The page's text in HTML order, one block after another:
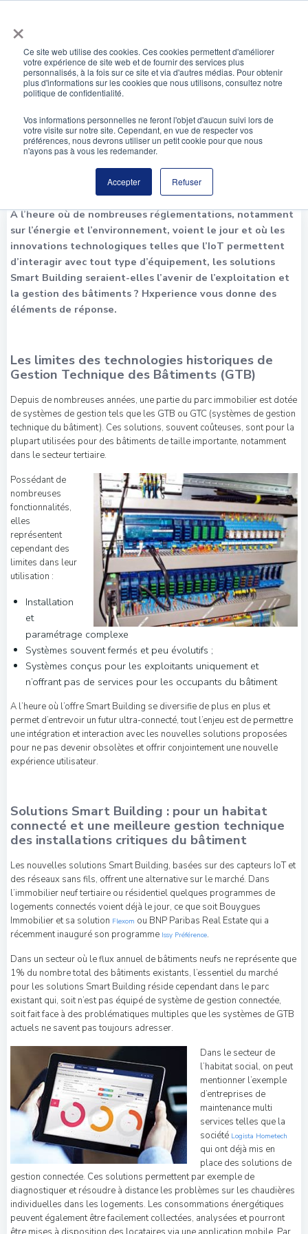
×
Ce site web utilise des cookies. Ces cookies permettent d'améliorer
votre expérience de site web et de fournir des services plus
personnalisés, à la fois sur ce site et via d'autres médias. Pour obtenir
plus d'informations sur les cookies que nous utilisons, consultez notre
politique de confidentialité.
Vos informations personnelles ne feront l'objet d'aucun suivi lors de
votre visite sur notre site. Cependant, en vue de respecter vos
préférences, nous devrons utiliser un petit cookie pour que nous
n'ayons pas à vous les redemander.
Accepter Refuser
Les solutions Smart Building basées sur l’IoT
sont elle l’avenir de la gestion technique des
bâtiments ?
A l’heure où de nombreuses réglementations, notamment
sur l’énergie et l’environnement, voient le jour et où les
innovations technologiques telles que l’IoT permettent
d’interagir avec tout type d’équipement, les solutions
Smart Building seraient-elles l’avenir de l’exploitation et
la gestion des bâtiments ? Hxperience vous donne des
éléments de réponse.
Les limites des technologies historiques de
Gestion Technique des Bâtiments (GTB)
Depuis de nombreuses années, une partie du parc immobilier est dotée
de systèmes de gestion tels que les GTB ou GTC (systèmes de gestion
technique du bâtiment). Ces solutions, souvent coûteuses, sont pour la
plupart utilisées pour des bâtiments de taille importante, notamment
dans le secteur tertiaire.
Possédant de
nombreuses
fonctionnalités,
elles
représentent
cependant des
limites dans leur
utilisation :
Installation
et
paramétrage complexe
Systèmes souvent fermés et peu évolutifs ;
Systèmes conçus pour les exploitants uniquement et
n’offrant pas de services pour les occupants du bâtiment
A l’heure où l’offre Smart Building se diversifie de plus en plus et
permet d’entrevoir un futur ultra-connecté, tout l’enjeu est de permettre
une intégration et interaction avec les nouvelles solutions proposées
pour ne pas devenir obsolètes et offrir conjointement une nouvelle
expérience utilisateur.
Solutions Smart Building : pour un habitat
connecté et une meilleure gestion technique
des installations critiques du bâtiment
Les nouvelles solutions Smart Building, basées sur des capteurs IoT et
des réseaux sans fils, offrent une alternative sur le marché. Dans
l’immobilier neuf tertiaire ou résidentiel quelques programmes de
logements connectés voient déjà le jour, ce que soit Bouygues
Immobilier et sa solution Flexom ou BNP Paribas Real Estate qui a
récemment inauguré son programme Issy Préférence.
Dans un secteur où le flux annuel de bâtiments neufs ne représente que
1% du nombre total des bâtiments existants, l’essentiel du marché
pour les solutions Smart Building réside cependant dans le parc
existant qui, soit n’est pas équipé de système de gestion connectée,
soit fait face à des problématiques multiples que les systèmes de GTB
actuels ne savent pas toujours adresser.
Dans le secteur de
l’habitat social, on peut
mentionner l’exemple
d’entreprises de
maintenance multi
services telles que la
société Logista Hometech
qui ont déjà mis en
place des solutions de
gestion connectée. Ces solutions permettent par exemple de
diagnostiquer et résoudre à distance les problèmes sur les chaudières
individuelles dans les logements. Les consommations énergétiques
peuvent également être facilement collectées, analysées et pourront